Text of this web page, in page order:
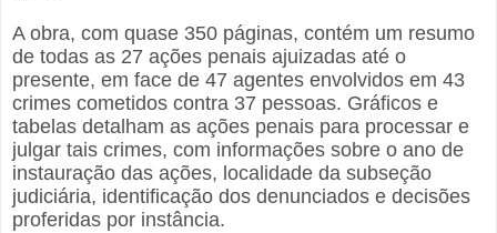
A obra, com quase 350 páginas, contém um resumo
de todas as 27 ações penais ajuizadas até o
presente, em face de 47 agentes envolvidos em 43
crimes cometidos contra 37 pessoas. Gráficos e
tabelas detalham as ações penais para processar e
julgar tais crimes, com informações sobre o ano de
instauração das ações, localidade da subseção
judiciária, identificação dos denunciados e decisões
proferidas por instância.